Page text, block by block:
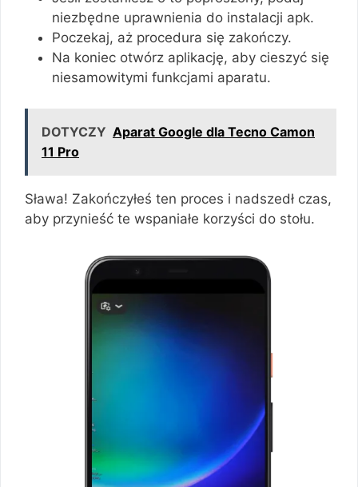
niezbędne uprawnienia do instalacji apk.
Poczekaj, aż procedura się zakończy.
Na koniec otwórz aplikację, aby cieszyć się
niesamowitymi funkcjami aparatu.
DOTYCZY Aparat Google dla Tecno Camon
11 Pro
Sława! Zakończyłeś ten proces i nadszedł czas,
aby przynieść te wspaniałe korzyści do stołu.